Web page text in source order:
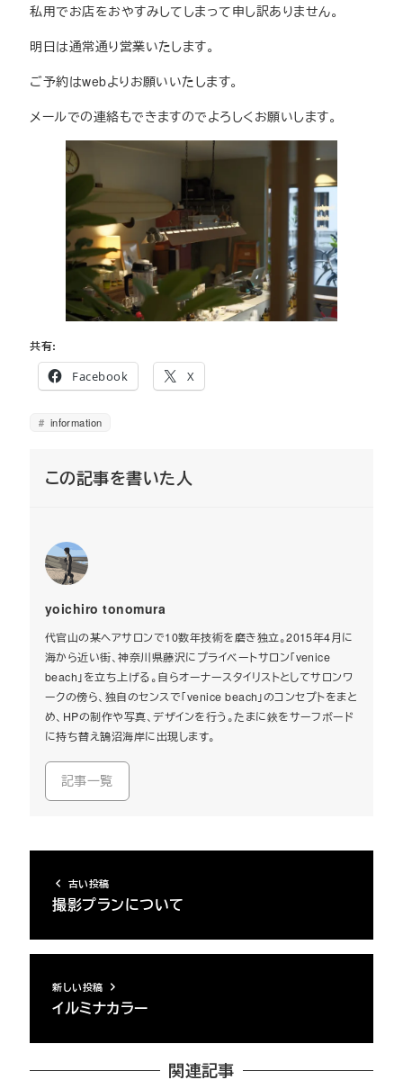
私用でお店をおやすみしてしまって申し訳ありません。
明日は通常通り営業いたします。
ご予約はwebよりお願いいたします。
メールでの連絡もできますのでよろしくお願いします。
共有:
Facebook
X
information
この記事を書いた人
yoichiro tonomura
代官山の某ヘアサロンで10数年技術を磨き独立。2015年4月に
海から近い街、神奈川県藤沢にプライベートサロン「venice
beach」を立ち上げる。自らオーナースタイリストとしてサロンワ
ークの傍ら、独自のセンスで「venice beach」のコンセプトをまと
め、HPの制作や写真、デザインを行う。たまに鋏をサーフボード
に持ち替え鵠沼海岸に出現します。
記事一覧
古い投稿
撮影プランについて
新しい投稿
イルミナカラー
関連記事